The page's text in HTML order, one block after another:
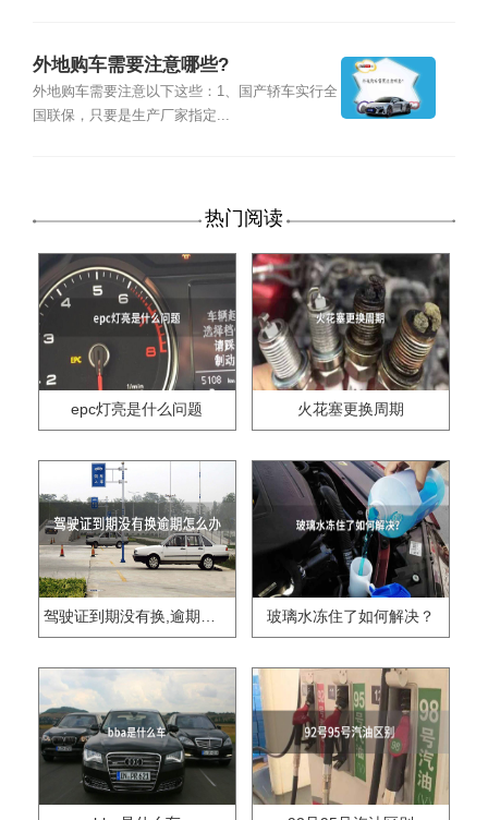
外地购车需要注意哪些?
外地购车需要注意以下这些：1、国产轿车实行全
国联保，只要是生产厂家指定...
热门阅读
epc灯亮是什么问题 火花塞更换周期
驾驶证到期没有换,逾期怎么办?? 玻璃水冻住了如何解决？